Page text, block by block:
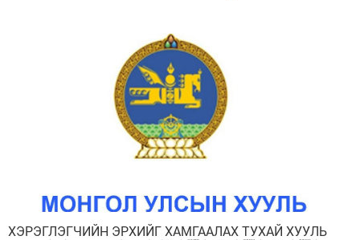
ХЭРЭГЛЭГЧИЙН ЭРХИЙГ ХАМГААЛАХ ТУХАЙ ХУУЛЬ